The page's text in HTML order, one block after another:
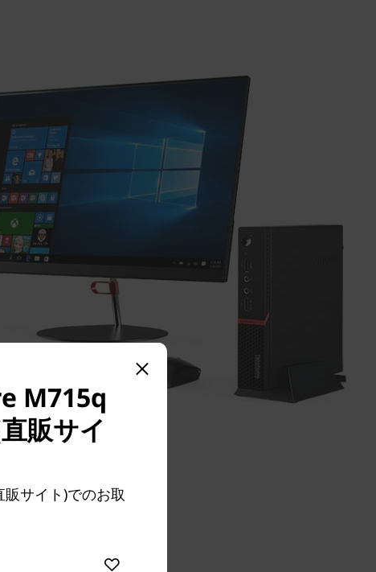
厳しい品質テスト
M715q
販サイ
サイト)でのお取